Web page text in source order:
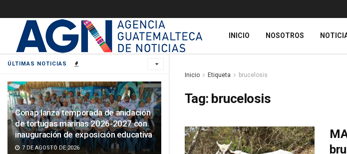
ÚLTIMAS NOTICIAS
Conap lanza temporada de anidación
de tortugas marinas 2026-2027 con
inauguración de exposición educativa
7 DE AGOSTO DE 2026
INICIO NOSOTROS
Inicio Etiqueta brucelosis
Tag: brucelosis